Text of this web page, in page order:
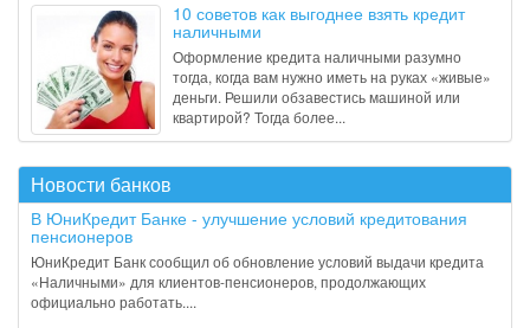
10 советов как выгоднее взять кредит
наличными
Оформление кредита наличными разумно
тогда, когда вам нужно иметь на руках «живые»
деньги. Решили обзавестись машиной или
квартирой? Тогда более...
Новости банков
В ЮниКредит Банке - улучшение условий кредитования
пенсионеров
ЮниКредит Банк сообщил об обновление условий выдачи кредита
«Наличными» для клиентов-пенсионеров, продолжающих
официально работать....